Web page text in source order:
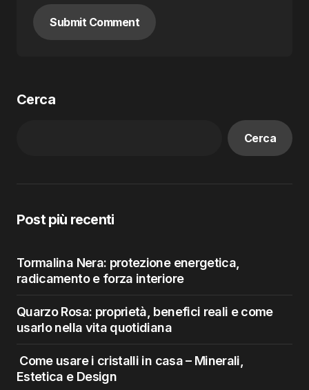
Submit Comment
Cerca
Cerca
Post più recenti
Tormalina Nera: protezione energetica,
radicamento e forza interiore
Quarzo Rosa: proprietà, benefici reali e come
usarlo nella vita quotidiana
Come usare i cristalli in casa – Minerali,
Estetica e Design